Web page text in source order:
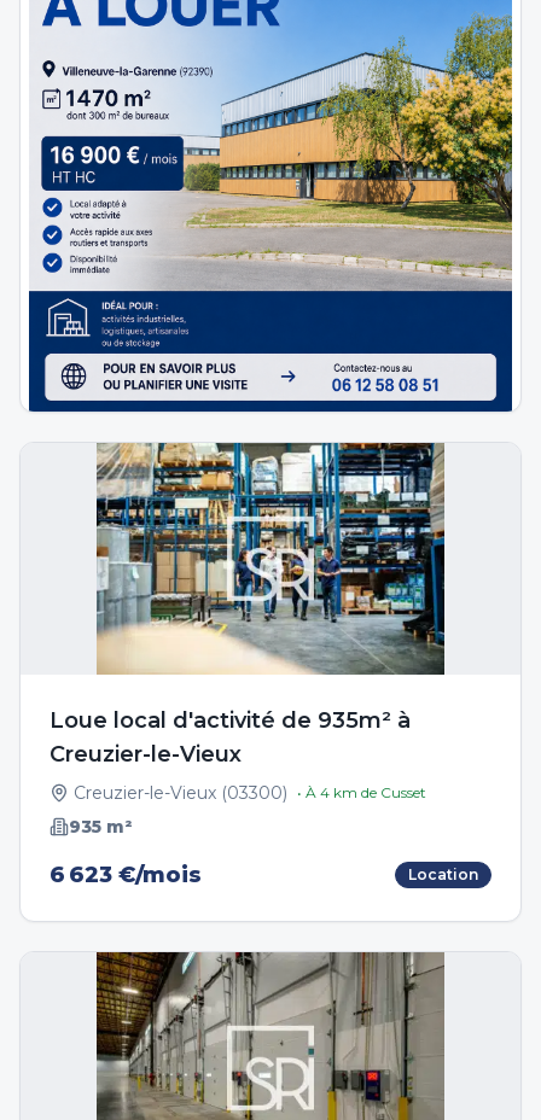
Loue local d'activité de 935m² à
Creuzier-le-Vieux
Creuzier-le-Vieux (03300) • À 4 km de Cusset
935 m²
6 623 €/mois Location